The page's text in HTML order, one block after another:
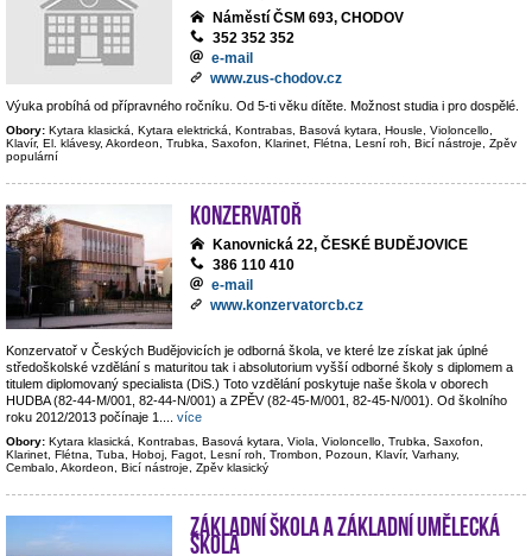
Náměstí ČSM 693, CHODOV
352 352 352
e-mail
www.zus-chodov.cz
Výuka probíhá od přípravného ročníku. Od 5-ti věku dítěte. Možnost studia i pro dospělé.
Obory: Kytara klasická, Kytara elektrická, Kontrabas, Basová kytara, Housle, Violoncello,
Klavír, El. klávesy, Akordeon, Trubka, Saxofon, Klarinet, Flétna, Lesní roh, Bicí nástroje, Zpěv
populární
Konzervatoř
Kanovnická 22, ČESKÉ BUDĚJOVICE
386 110 410
e-mail
www.konzervatorcb.cz
Konzervatoř v Českých Budějovicích je odborná škola, ve které lze získat jak úplné
středoškolské vzdělání s maturitou tak i absolutorium vyšší odborné školy s diplomem a
titulem diplomovaný specialista (DiS.) Toto vzdělání poskytuje naše škola v oborech
HUDBA (82-44-M/001, 82-44-N/001) a ZPĚV (82-45-M/001, 82-45-N/001). Od školního
roku 2012/2013 počínaje 1.
více
Obory: Kytara klasická, Kontrabas, Basová kytara, Viola, Violoncello, Trubka, Saxofon,
Klarinet, Flétna, Tuba, Hoboj, Fagot, Lesní roh, Trombon, Pozoun, Klavír, Varhany,
Cembalo, Akordeon, Bicí nástroje, Zpěv klasický
Základní škola a základní umělecká
škola